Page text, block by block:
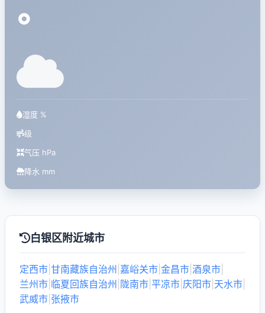
°
湿度 %
级
气压 hPa
降水 mm
白银区附近城市
定西市 甘南藏族自治州 嘉峪关市 金昌市 酒泉市
兰州市 临夏回族自治州 陇南市 平凉市 庆阳市 天水市
武威市 张掖市